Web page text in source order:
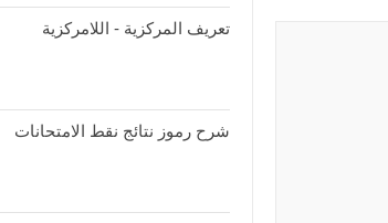
تعريف المركزية - اللامركزية
شرح رموز نتائج نقط الامتحانات